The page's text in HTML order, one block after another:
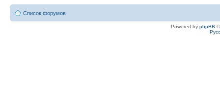
Список форумов
Powered by phpBB